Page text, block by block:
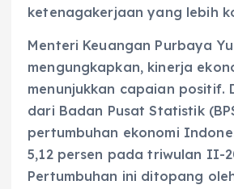
ketenagakerjaan yang lebih
Menteri Keuangan Purbaya
mengungkapkan, kinerja
menunjukkan capaian positif.
dari Badan Pusat Statistik
pertumbuhan ekonomi
5,12 persen pada triwulan II-
Pertumbuhan ini ditopang